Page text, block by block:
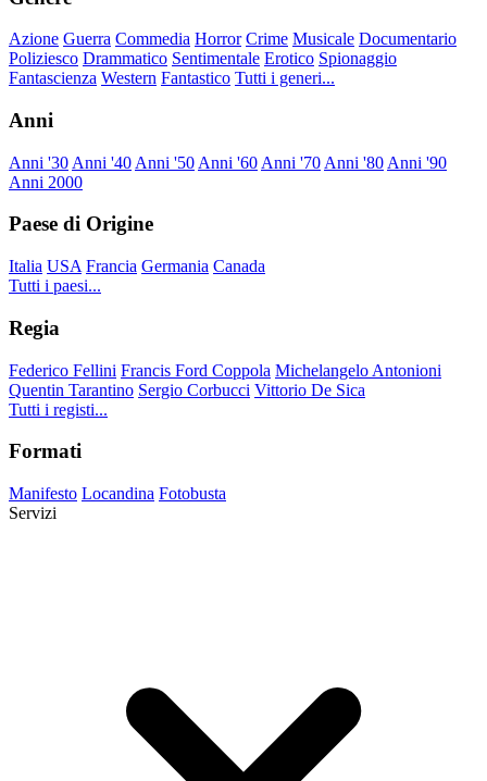
Azione Guerra Commedia Horror Crime Musicale Documentario
Poliziesco Drammatico Sentimentale Erotico Spionaggio
Fantascienza Western Fantastico Tutti i generi...
Anni
Anni '30 Anni '40 Anni '50 Anni '60 Anni '70 Anni '80 Anni '90
Anni 2000
Paese di Origine
Italia USA Francia Germania Canada
Tutti i paesi...
Regia
Federico Fellini Francis Ford Coppola Michelangelo Antonioni
Quentin Tarantino Sergio Corbucci Vittorio De Sica
Tutti i registi...
Formati
Manifesto Locandina Fotobusta
Servizi